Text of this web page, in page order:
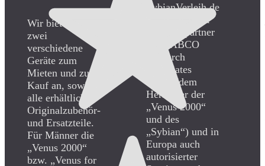
Wir bieten Ihnen
zwei
verschiedene
Geräte zum
Mieten und zum
Kauf an, sowie
alle erhältlichen
Originalzubehör-
und Ersatzteile.
Für Männer die
„Venus 2000“
bzw. „Venus for
SybianVerleih.de
ist autorisierter
Vertriebspartner
von „ABCO
Research
Associates
USA“ (dem
Hersteller der
„Venus 2000“
und des
„Sybian“) und in
Europa auch
autorisierter